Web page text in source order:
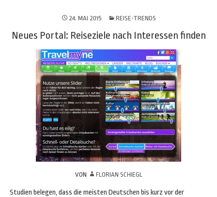
24. MAI 2015 REISE-TRENDS
Neues Portal: Reiseziele nach Interessen finden
VON FLORIAN SCHIEGL
Studien belegen, dass die meisten Deutschen bis kurz vor der